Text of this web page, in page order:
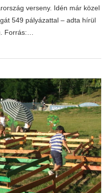
verseny. Idén már közel
549 pályázattal – adta hírül
Forrás:…